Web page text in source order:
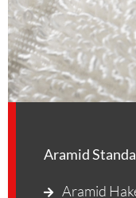
Aramid
Aramid